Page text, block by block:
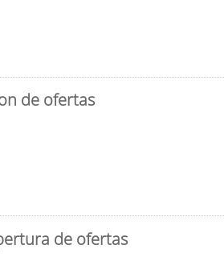
de ofertas
de ofertas